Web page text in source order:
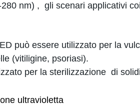
nm) , gli scenari applicativi
può essere utilizzato per la
(vitiligine, psoriasi).
per la sterilizzazione di
ultravioletta